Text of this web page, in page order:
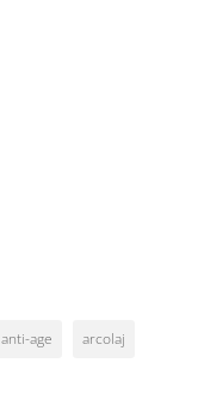
anti-age arcolaj